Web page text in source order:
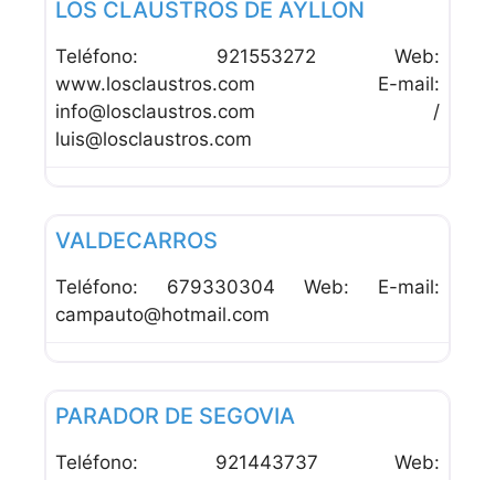
LOS CLAUSTROS DE AYLLON
Teléfono: 921553272 Web:
www.losclaustros.com E-mail:
info@losclaustros.com /
luis@losclaustros.com
VALDECARROS
Teléfono: 679330304 Web: E-mail:
campauto@hotmail.com
PARADOR DE SEGOVIA
Teléfono: 921443737 Web: